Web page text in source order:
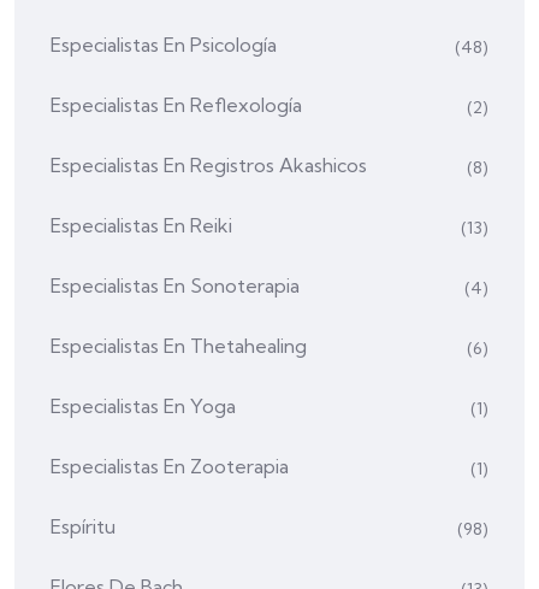
Especialistas En Psicología (48)
Especialistas En Reflexología (2)
Especialistas En Registros Akashicos (8)
Especialistas En Reiki (13)
Especialistas En Sonoterapia (4)
Especialistas En Thetahealing (6)
Especialistas En Yoga (1)
Especialistas En Zooterapia (1)
Espíritu (98)